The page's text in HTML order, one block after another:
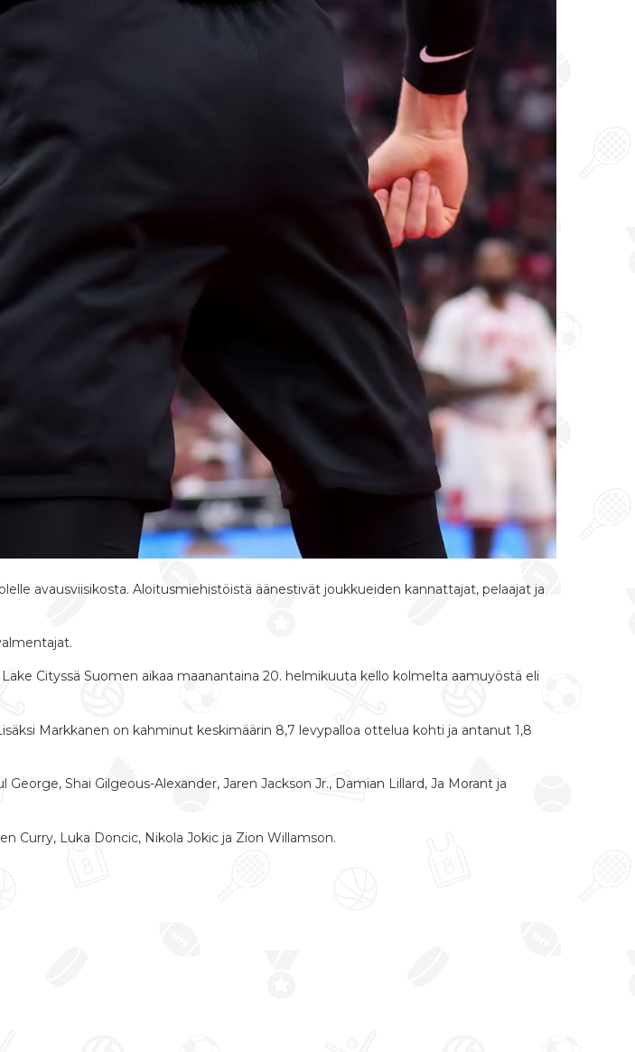
avausviisikosta. Aloitusmiehistöistä äänestivät joukkueiden kannattajat, pelaajat ja
Cityssä Suomen aikaa maanantaina 20. helmikuuta kello kolmelta aamuyöstä eli
Markkanen on kahminut keskimäärin 8,7 levypalloa ottelua kohti ja antanut 1,8
Shai Gilgeous-Alexander, Jaren Jackson Jr., Damian Lillard, Ja Morant ja
Curry, Luka Doncic, Nikola Jokic ja Zion Willamson.